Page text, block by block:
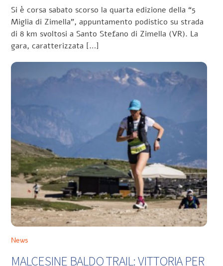
Si è corsa sabato scorso la quarta edizione della “5
Miglia di Zimella”, appuntamento podistico su strada
di 8 km svoltosi a Santo Stefano di Zimella (VR). La
gara, caratterizzata […]
News
MALCESINE BALDO TRAIL: VITTORIA PER